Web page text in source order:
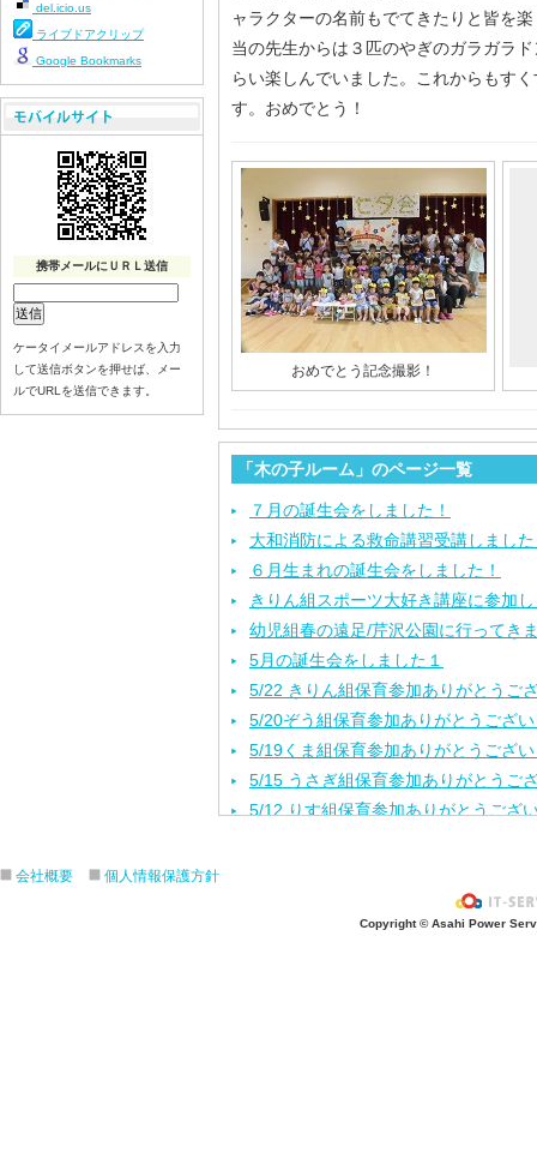
ャラクターの名前もでてきたりと皆を
当の先生からは３匹のやぎのガラガラ
らい楽しんでいました。これからもす
す。おめでとう！
おめでとう記念撮影！
「木の子ルーム」のページ一覧
７月の誕生会をしました！
大和消防による救命講習受講しまし
６月生まれの誕生会をしました！
きりん組スポーツ大好き講座に参加
幼児組春の遠足/芹沢公園に行ってき
5月の誕生会をしました１
5/22 きりん組保育参加ありがとうご
5/20ぞう組保育参加ありがとうござ
5/19くま組保育参加ありがとうござ
5/15 うさぎ組保育参加ありがとうご
5/12 りす組保育参加ありがとうござ
入園進級おめでとうございます！
３月の誕生会をしました。
del.icio.us
ライブドアクリップ
Google Bookmarks
携帯メールにＵＲＬ送信
ケータイメールアドレスを入力
して送信ボタンを押せば、メー
ルでURLを送信できます。
会社概要 個人情報保護方針
Copyright © Asahi Power